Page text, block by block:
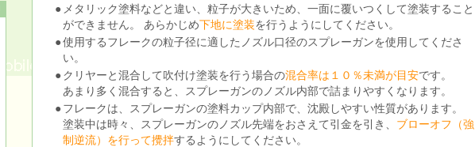
● メタリック塗料などと違い、粒子が大きいため、一面に覆いつくして塗装すること
ができません。 あらかじめ下地に塗装を行うようにしてください。
●使用するフレークの粒子径に適したノズル口径のスプレーガンを使用してくださ
い。
● クリヤーと混合して吹付け塗装を行う場合の混合率は１０％未満が目安です。
あまり多く混合すると、スプレーガンのノズル内部で詰まりやすくなります。
● フレークは、スプレーガンの塗料カップ内部で、沈殿しやすい性質があります。
塗装中は時々、スプレーガンのノズル先端をおさえて引金を引き、 ブローオフ（強
制逆流）を行って攪拌するようにしてください。